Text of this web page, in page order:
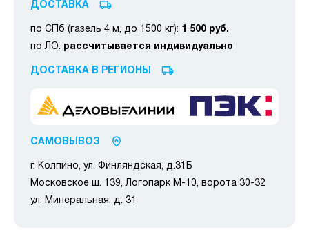
ДОСТАВКА
по СПб (газель 4 м, до 1500 кг): 1 500 руб.
по ЛО: рассчитывается индивидуально
ДОСТАВКА В РЕГИОНЫ
САМОВЫВОЗ
г. Колпино, ул. Финляндская, д.31Б
Московское ш. 139, Логопарк М-10, ворота 30-32
ул. Минеральная, д. 31